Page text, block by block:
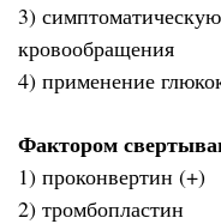
3)
кровообращения
4) применение
Фактором
1) проконвертин (+)
2) тромбопластин